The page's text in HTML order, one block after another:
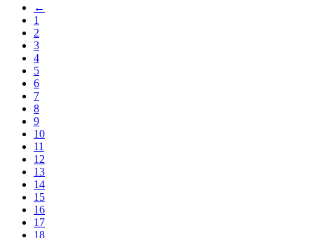
←
1
2
3
4
5
6
7
8
9
10
11
12
13
14
15
16
17
18